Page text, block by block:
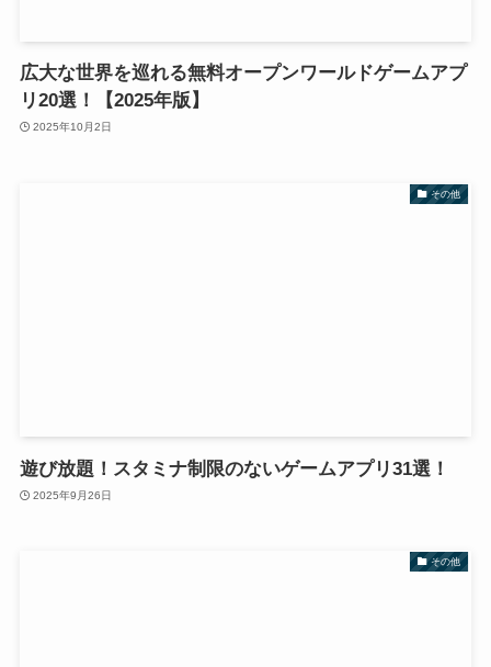
広大な世界を巡れる無料オープンワールドゲームアプ
リ20選！【2025年版】
2025年10月2日
その他
遊び放題！スタミナ制限のないゲームアプリ31選！
2025年9月26日
その他